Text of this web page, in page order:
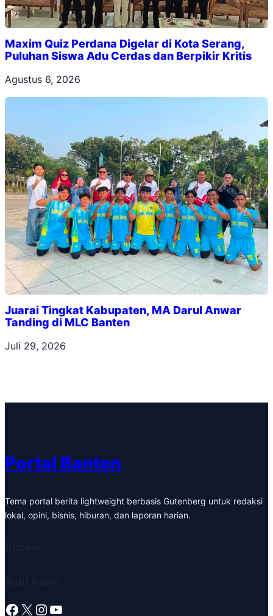
Maxim Quiz Perdana Digelar di Kota Serang,
Puluhan Siswa Adu Cerdas dan Berpikir Kritis
Agustus 6, 2026
Juarai Tingkat Kabupaten, MA Darul Anwar
Tanding di MLC Banten
Juli 29, 2026
Portal Banten
Tema portal berita lightweight berbasis Gutenberg untuk redaksi
lokal, opini, bisnis, hiburan, dan laporan harian.
Facebook X Instagram YouTube